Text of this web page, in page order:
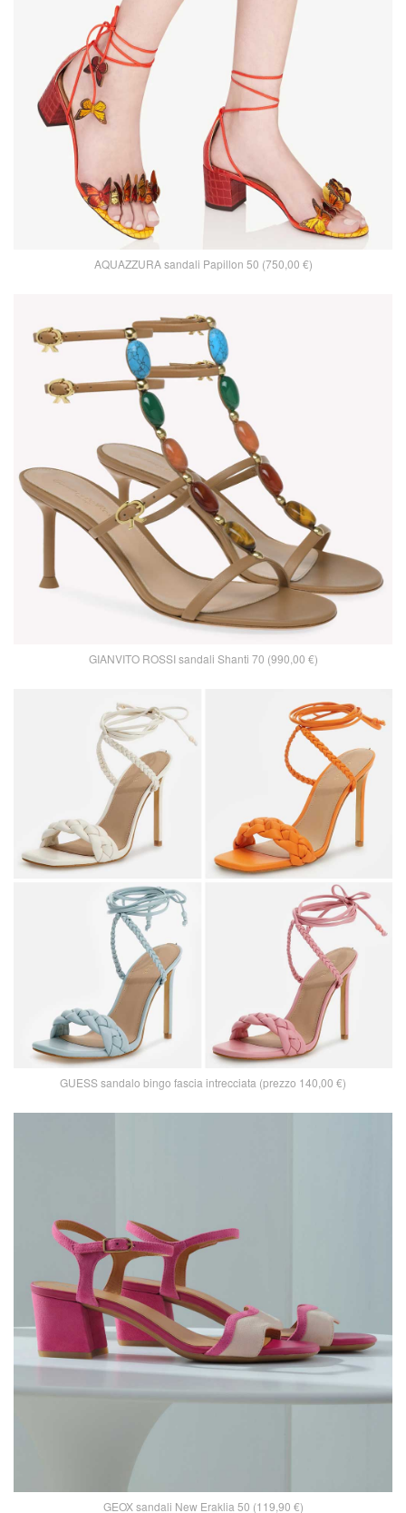
AQUAZZURA sandali Papillon 50 (750,00 €)
GIANVITO ROSSI sandali Shanti 70 (990,00 €)
GUESS sandalo bingo fascia intrecciata (prezzo 140,00 €)
GEOX sandali New Eraklia 50 (119,90 €)